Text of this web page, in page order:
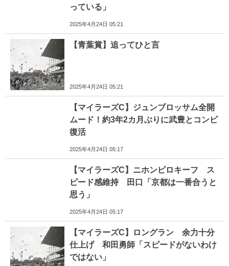
っている」
2025年4月24日 05:21
【青葉賞】追ってひと言
2025年4月24日 05:21
【マイラーズC】ジュンブロッサム全開
ムード！約3年2カ月ぶりに武豊とコンビ
復活
2025年4月24日 05:17
【マイラーズC】ニホンピロキーフ ス
ピード感維持 田口「京都は一番合うと
思う」
2025年4月24日 05:17
【マイラーズC】ロングラン 余力十分
仕上げ 和田勇師「スピードがないわけ
ではない」